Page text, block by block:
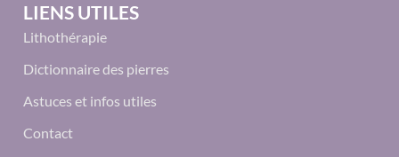
LIENS UTILES
Lithothérapie
Dictionnaire des pierres
Astuces et infos utiles
Contact